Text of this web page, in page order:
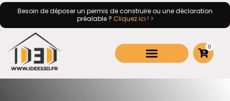
Besoin de déposer un permis de construire ou une déclaration
préalable ? Cliquez ici ! >
0